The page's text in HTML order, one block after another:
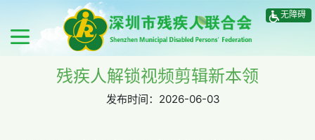
无障碍
残疾人解锁视频剪辑新本领
发布时间： 2026-06-03